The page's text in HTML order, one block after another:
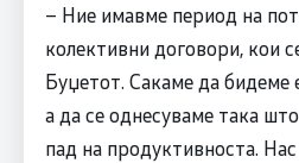
– Ние имавме период на
колективни договори, кои
Буџетот. Сакаме да бидеме
а да се однесуваме така
пад на продуктивноста.